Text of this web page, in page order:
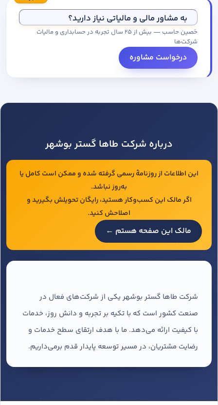
به مشاور مالی و مالیاتی نیاز دارید؟
حَصین حاسب — بیش از ۲۵ سال تجربه در حسابداری و مالیات
شرکت‌ها
درخواست مشاوره
درباره شرکت طاها گستر بوشهر
این اطلاعات از روزنامهٔ رسمی گرفته شده و ممکن است کامل یا
به‌روز نباشد.
اگر مالک این کسب‌وکار هستید، رایگان تحویلش بگیرید و
اصلاحش کنید.
مالک این صفحه هستم ←
شرکت طاها گستر بوشهر یکی از شرکت‌های فعال در
صنعت کشور است که با تکیه بر تجربه و دانش روز، خدمات
با کیفیت ارائه می‌دهد. ما با هدف ارتقای سطح خدمات و
رضایت مشتریان، در مسیر توسعه پایدار قدم برمی‌داریم.